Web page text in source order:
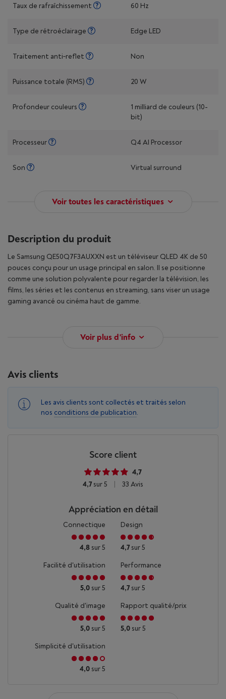
Taux de rafraîchissement 60 Hz
Type de rétroéclairage Edge LED
Traitement anti‑reflet Non
Puissance totale (RMS) 20 W
Profondeur couleurs
1 milliard de couleurs (10-
bit)
Processeur Q4 AI Processor
Son Virtual surround
Voir toutes les caractéristiques
Description du produit
Le Samsung QE50Q7F3AUXXN est un téléviseur QLED 4K de 50
pouces conçu pour un usage principal en salon. Il se positionne
comme une solution polyvalente pour regarder la télévision, les
films, les séries et les contenus en streaming, sans viser un usage
gaming avancé ou cinéma haut de gamme.
Voir plus d'info
Avis clients
Les avis clients sont collectés et traités selon
nos conditions de publication.
Score client
4,7
4,7sur 5 33 Avis
Appréciation en détail
Connectique
4,8 sur 5
Design
4,7sur 5
Facilité d'utilisation
5,0 sur 5
Performance
4,7sur 5
Qualité d'image
5,0 sur 5
Rapport qualité/prix
5,0 sur 5
Simplicité d'utilisation
4,0 sur 5